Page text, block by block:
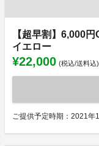
【超早割】6,000
イエロー
¥22,000 (税込/送料込)
ご提供予定時期：2021年